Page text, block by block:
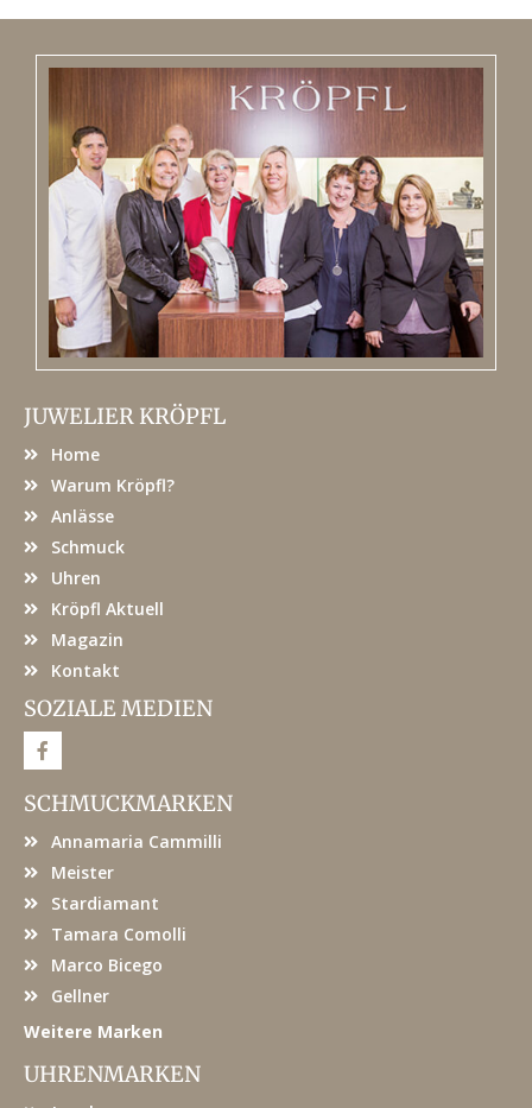
JUWELIER KRÖPFL
Home
Warum Kröpfl?
Anlässe
Schmuck
Uhren
Kröpfl Aktuell
Magazin
Kontakt
SOZIALE MEDIEN
F
a
e
b
o
SCHMUCKMARKEN
Annamaria Cammilli
Meister
Stardiamant
Tamara Comolli
Marco Bicego
Gellner
Weitere Marken
UHRENMARKEN